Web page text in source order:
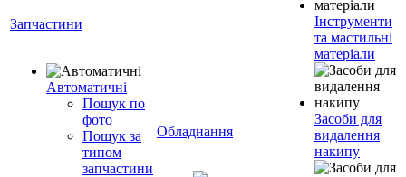
Запчастини
Автоматичні
Пошук по
фото
Пошук за
типом
запчастини
Обладнання
Інструменти
та мастильні
матеріали
Засоби для
видалення
накипу